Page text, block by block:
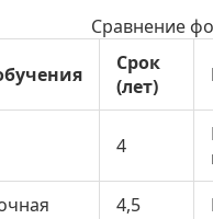
Сравнение
Срок
(лет)
4
4,5